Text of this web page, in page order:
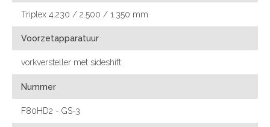
Triplex 4.230 / 2.500 / 1.350 mm
Voorzetapparatuur
vorkversteller met sideshift
Nummer
F80HD2 - GS-3